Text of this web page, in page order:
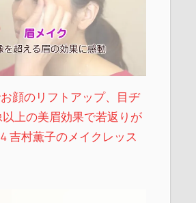
顔のリフトアップ、目ヂ
以上の美眉効果で若返りが
吉村薫子のメイクレッス